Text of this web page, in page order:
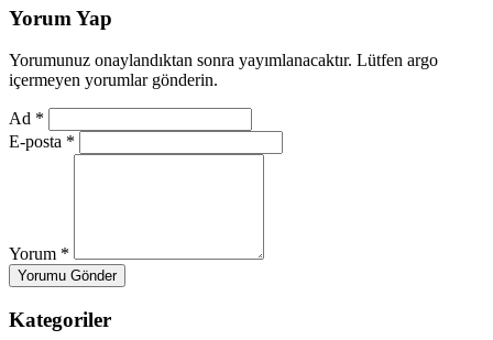
Yorum Yap
Yorumunuz onaylandıktan sonra yayımlanacaktır. Lütfen argo
içermeyen yorumlar gönderin.
Ad *
E-posta *
Yorum *
Yorumu Gönder
Kategoriler